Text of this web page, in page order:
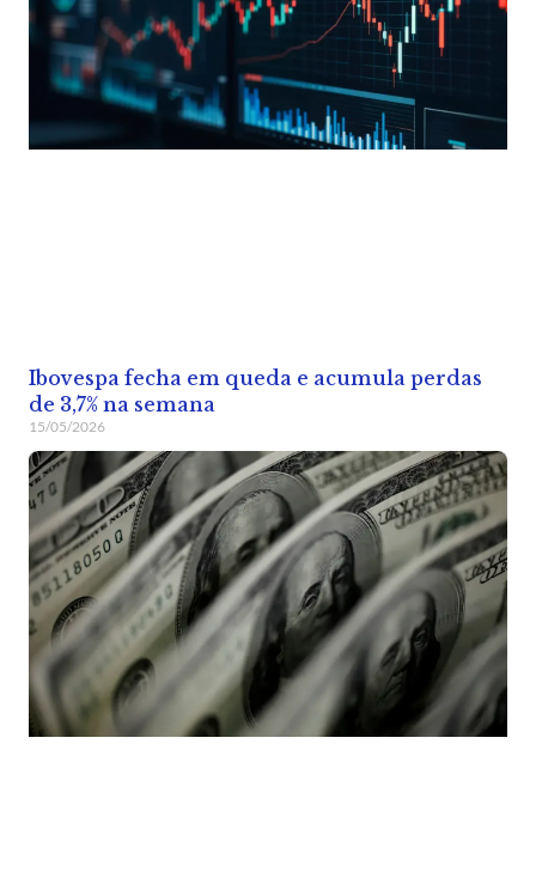
Ibovespa fecha em queda e acumula perdas
de 3,7% na semana
15/05/2026